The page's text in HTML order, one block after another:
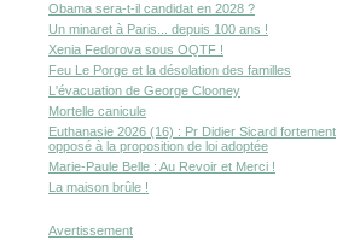
Obama sera-t-il candidat en 2028 ?
Un minaret à Paris... depuis 100 ans !
Xenia Fedorova sous OQTF !
Feu Le Porge et la désolation des familles
L'évacuation de George Clooney
Mortelle canicule
Euthanasie 2026 (16) : Pr Didier Sicard fortement
opposé à la proposition de loi adoptée
Marie-Paule Belle : Au Revoir et Merci !
La maison brûle !
Avertissement